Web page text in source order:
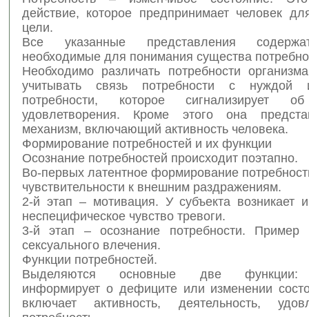
действие, которое предпринимает человек
цели.
Все указанные представления
необходимые для понимания существа
Необходимо различать потребности
учитывать связь потребности с нуждой
потребности, которое сигнализирует об
удовлетворения. Кроме этого она
механизм, включающий активность человека.
Формирование потребностей и их функции
Осознание потребностей происходит поэтапно.
Во-первых латентное формирование
чувствительности к внешним раздражениям.
2-й этап – мотивация. У субъекта возникает
неспецифическое чувство тревоги.
3-й этап – осознание потребности. Пример
сексуального влечения.
Функции потребностей.
Выделяются основные две функции:
информирует о дефиците или изменении
включает активность, деятельность,